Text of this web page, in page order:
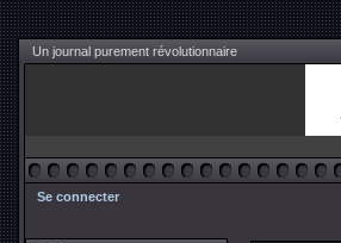
Un journal purement révolutionnaire
Se connecter